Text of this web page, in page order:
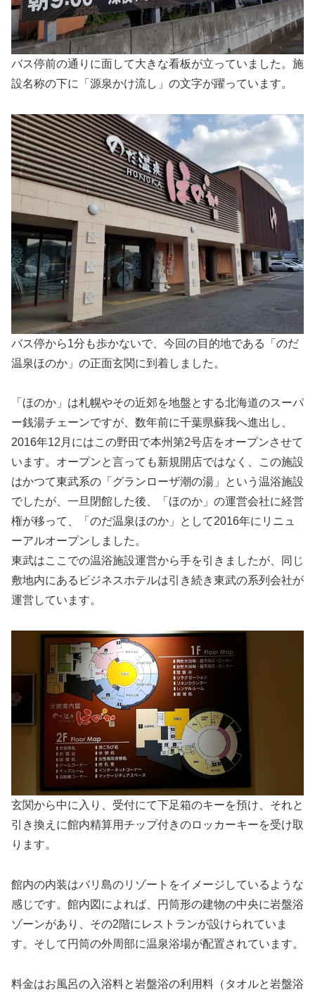
バス停前の通りに面して大きな看板が立っていました。施
設名称の下に「源泉かけ流し」の文字が躍っています。
バス停から1分も歩かないで、今回の目的地である「のだ
温泉ほのか」の正面玄関に到着しました。
「ほのか」は札幌やその近郊を地盤とする北海道のスーパ
ー銭湯チェーンですが、数年前に千葉県蘇我へ進出し、
2016年12月にはこの野田で本州第2号店をオープンさせて
います。オープンと言っても新規開店ではなく、この施設
はかつて東武系の「グランローザ潮の湯」という温浴施設
でしたが、一旦閉館した後、「ほのか」の運営会社に経営
権が移って、「のだ温泉ほのか」として2016年にリニュ
ーアルオープンしました。
東武はここでの温浴施設運営から手を引きましたが、同じ
敷地内にあるビジネスホテルは引き続き東武の系列会社が
運営しています。
玄関から中に入り、受付にて下足箱のキーを預け、それと
引き換えに館内精算用チップ付きのロッカーキーを受け取
ります。
館内の内装はバリ島のリゾートをイメージしているような
感じです。館内図によれば、円筒形の建物の中央に岩盤浴
ゾーンがあり、その2階にレストランが設けられていま
す。そして円筒の外周部に温泉浴場が配置されています。
料金はお風呂の入浴料と岩盤浴の利用料（タオルと岩盤浴